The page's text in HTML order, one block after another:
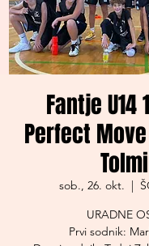
Fantje U14
Perfect
sob., 26. okt.
  |
URADNE
Prvi sodnik: